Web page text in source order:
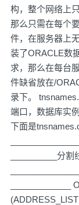
构，整个网络上
那么只需在每个
件，在服务器上
装了ORACLE数
求，那么在每台
件缺省放在/
录下。
端口，数据库实
下面是
__________分割
_____________